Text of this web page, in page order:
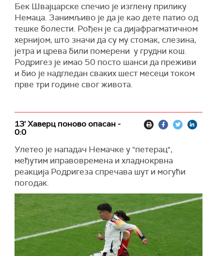
Бек Швајцарске спечио је изглену прилику
Немаца. Занимљиво је да је као дете патио од
тешке болести. Рођен је са дијафрагматичном
хернијом, што значи да су му стомак, слезина,
јетра и црева били померени у грудни кош.
Родригез је имао 50 посто шанси да преживи
и био је надгледан сваких шест месеци током
прве три године свог живота.
13' Хаверц поново опасан -
0:0
Улетео је нападач Немачке у "петерац",
међутим иправовремена и хладнокрвна
реакција Родригеза спречава шут и могући
погодак.